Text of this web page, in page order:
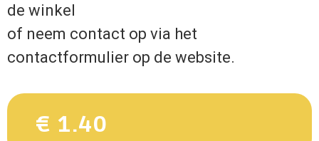
de winkel
of neem contact op via het
contactformulier op de website.
€ 1.40